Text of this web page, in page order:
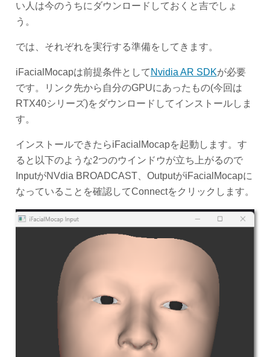
い人は今のうちにダウンロードしておくと吉でしょ
う。
では、それぞれを実行する準備をしてきます。
iFacialMocapは前提条件として Nvidia AR SDKが必要
です。リンク先から自分のGPUにあったもの(今回は
RTX40シリーズ)をダウンロードしてインストールしま
す。
インストールできたらiFacialMocapを起動します。す
ると以下のような2つのウインドウが立ち上がるので
InputがNVdia BROADCAST、OutputがiFacialMocapに
なっていることを確認してConnectをクリックします。